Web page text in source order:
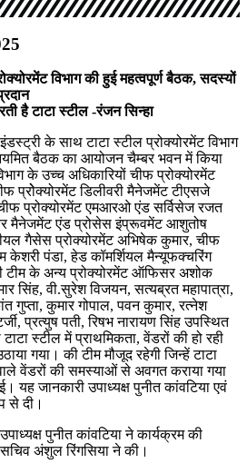
विभाग की हुई महत्वपूर्ण बैठक, सदस्यों
है टाटा स्टील -रंजन सिन्हा
के साथ टाटा स्टील प्रोक्योरमेंट विभाग
बैठक का आयोजन चैम्बर भवन में किया
के उच्च अधिकारियों चीफ प्रोक्योरमेंट
प्रोेक्योरमेंट डिलीवरी मैनेजमेंट टीएसजे
प्रोक्योरमेंट एमआरओ एंड सर्विसेज रजत
मैनेजमेंट एंड प्रोसेस इंप्रूवमेंट आशुतोष
गैसेस प्रोक्योरमेंट अभिषेक कुमार, चीफ
केशरी पंडा, हेड कॉमर्शियल मैन्यूफक्चरिंग
टीम के अन्य प्रोक्योरमेंट ऑफिसर अशोक
सिंह, वी.सुरेश विजयन, सत्यब्रत महापात्रा,
गुप्ता, कुमार गोपाल, पवन कुमार, रत्नेश
प्रत्युष पती, रिषभ नारायण सिंह उपस्थित
स्टील में प्राथमिकता, वेंडरों की हो रही
गया। की टीम मौजूद रहेगी जिन्हें टाटा
वेंडरों की समस्याओं से अवगत कराया गया
यह जानकारी उपाध्यक्ष पुनीत कांवटिया एवं
से दी।
पुनीत कांवटिया ने कार्यक्रम की
अंशुल रिंगसिया ने की।